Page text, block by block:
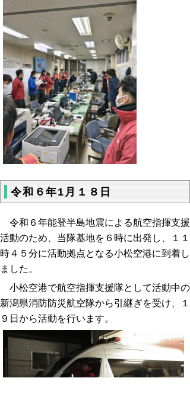
令和６年1月１８日
令和６年能登半島地震による航空指揮支援
活動のため、当隊基地を６時に出発し、１１
時４５分に活動拠点となる小松空港に到着し
ました。
小松空港で航空指揮支援隊として活動中の
新潟県消防防災航空隊から引継ぎを受け、１
９日から活動を行います。